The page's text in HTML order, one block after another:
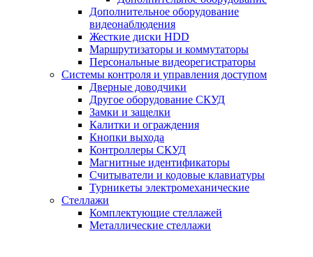
Дополнительное оборудование
видеонаблюдения
Жесткие диски HDD
Маршрутизаторы и коммутаторы
Персональные видеорегистраторы
Системы контроля и управления доступом
Дверные доводчики
Другое оборудование СКУД
Замки и защелки
Калитки и ограждения
Кнопки выхода
Контроллеры СКУД
Магнитные идентификаторы
Считыватели и кодовые клавиатуры
Турникеты электромеханические
Стеллажи
Комплектующие стеллажей
Металлические стеллажи